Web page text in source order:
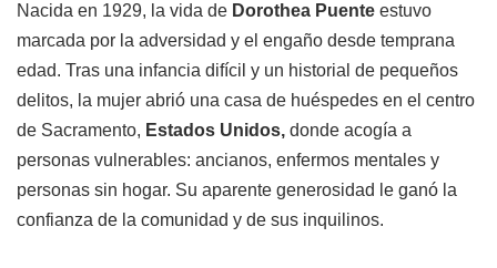
Nacida en 1929, la vida de Dorothea Puente estuvo
marcada por la adversidad y el engaño desde temprana
edad. Tras una infancia difícil y un historial de pequeños
delitos, la mujer abrió una casa de huéspedes en el centro
de Sacramento, Estados Unidos, donde acogía a
personas vulnerables: ancianos, enfermos mentales y
personas sin hogar. Su aparente generosidad le ganó la
confianza de la comunidad y de sus inquilinos.